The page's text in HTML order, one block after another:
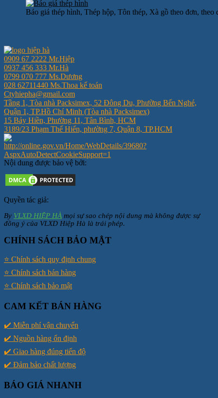
Báo giá thép hình, Thép hộp, Tôn thép, Xà gồ theo đơn, theo
0909 67 2222 Mr.Hiệp
0937 456 333 Mr.Hà
0799 070 777 Ms.Dương
028 62711440 Ms.Thoa kế toán
Ctyhiepha@gmail.com
Tầng 1, Tòa nhà Packsimex, 52 Đông Du, Phường Bến Nghé,
Quận 1, TP.Hồ Chí Minh (Tòa nhà Packsimex)
15 Bảy Hiền, Phường 11, Tân Bình, HCM
3189/23 Phạm Thế Hiển, phường 7, Quận 8, TP.HCM
Nội dung được bảo vệ bởi:
Quyền tác giả:
By VLXD HIỆP HÀ mọi sự sao chép nội dung mà không được sự
đồng ý của VLXD Hiệp Hà là trái phép.
CHÍNH SÁCH BẢO MẬT
⭐️ Chính sách quy định chung
⭐️ Chính sách bán hàng
⭐️ Chính sách bảo mật
CAM KẾT BÁN HÀNG
✔️ Miễn phí vận chuyển
✔️ Nguồn hàng ổn định
✔️ Giao hàng đúng tiến độ
✔️ Đảm bảo chất lượng
BÁO GIÁ NHANH